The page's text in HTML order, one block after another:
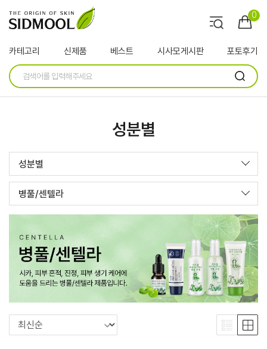
0
카테고리 신제품 베스트 시사모게시판 포토후기
성분별
성분별
병풀/센텔라